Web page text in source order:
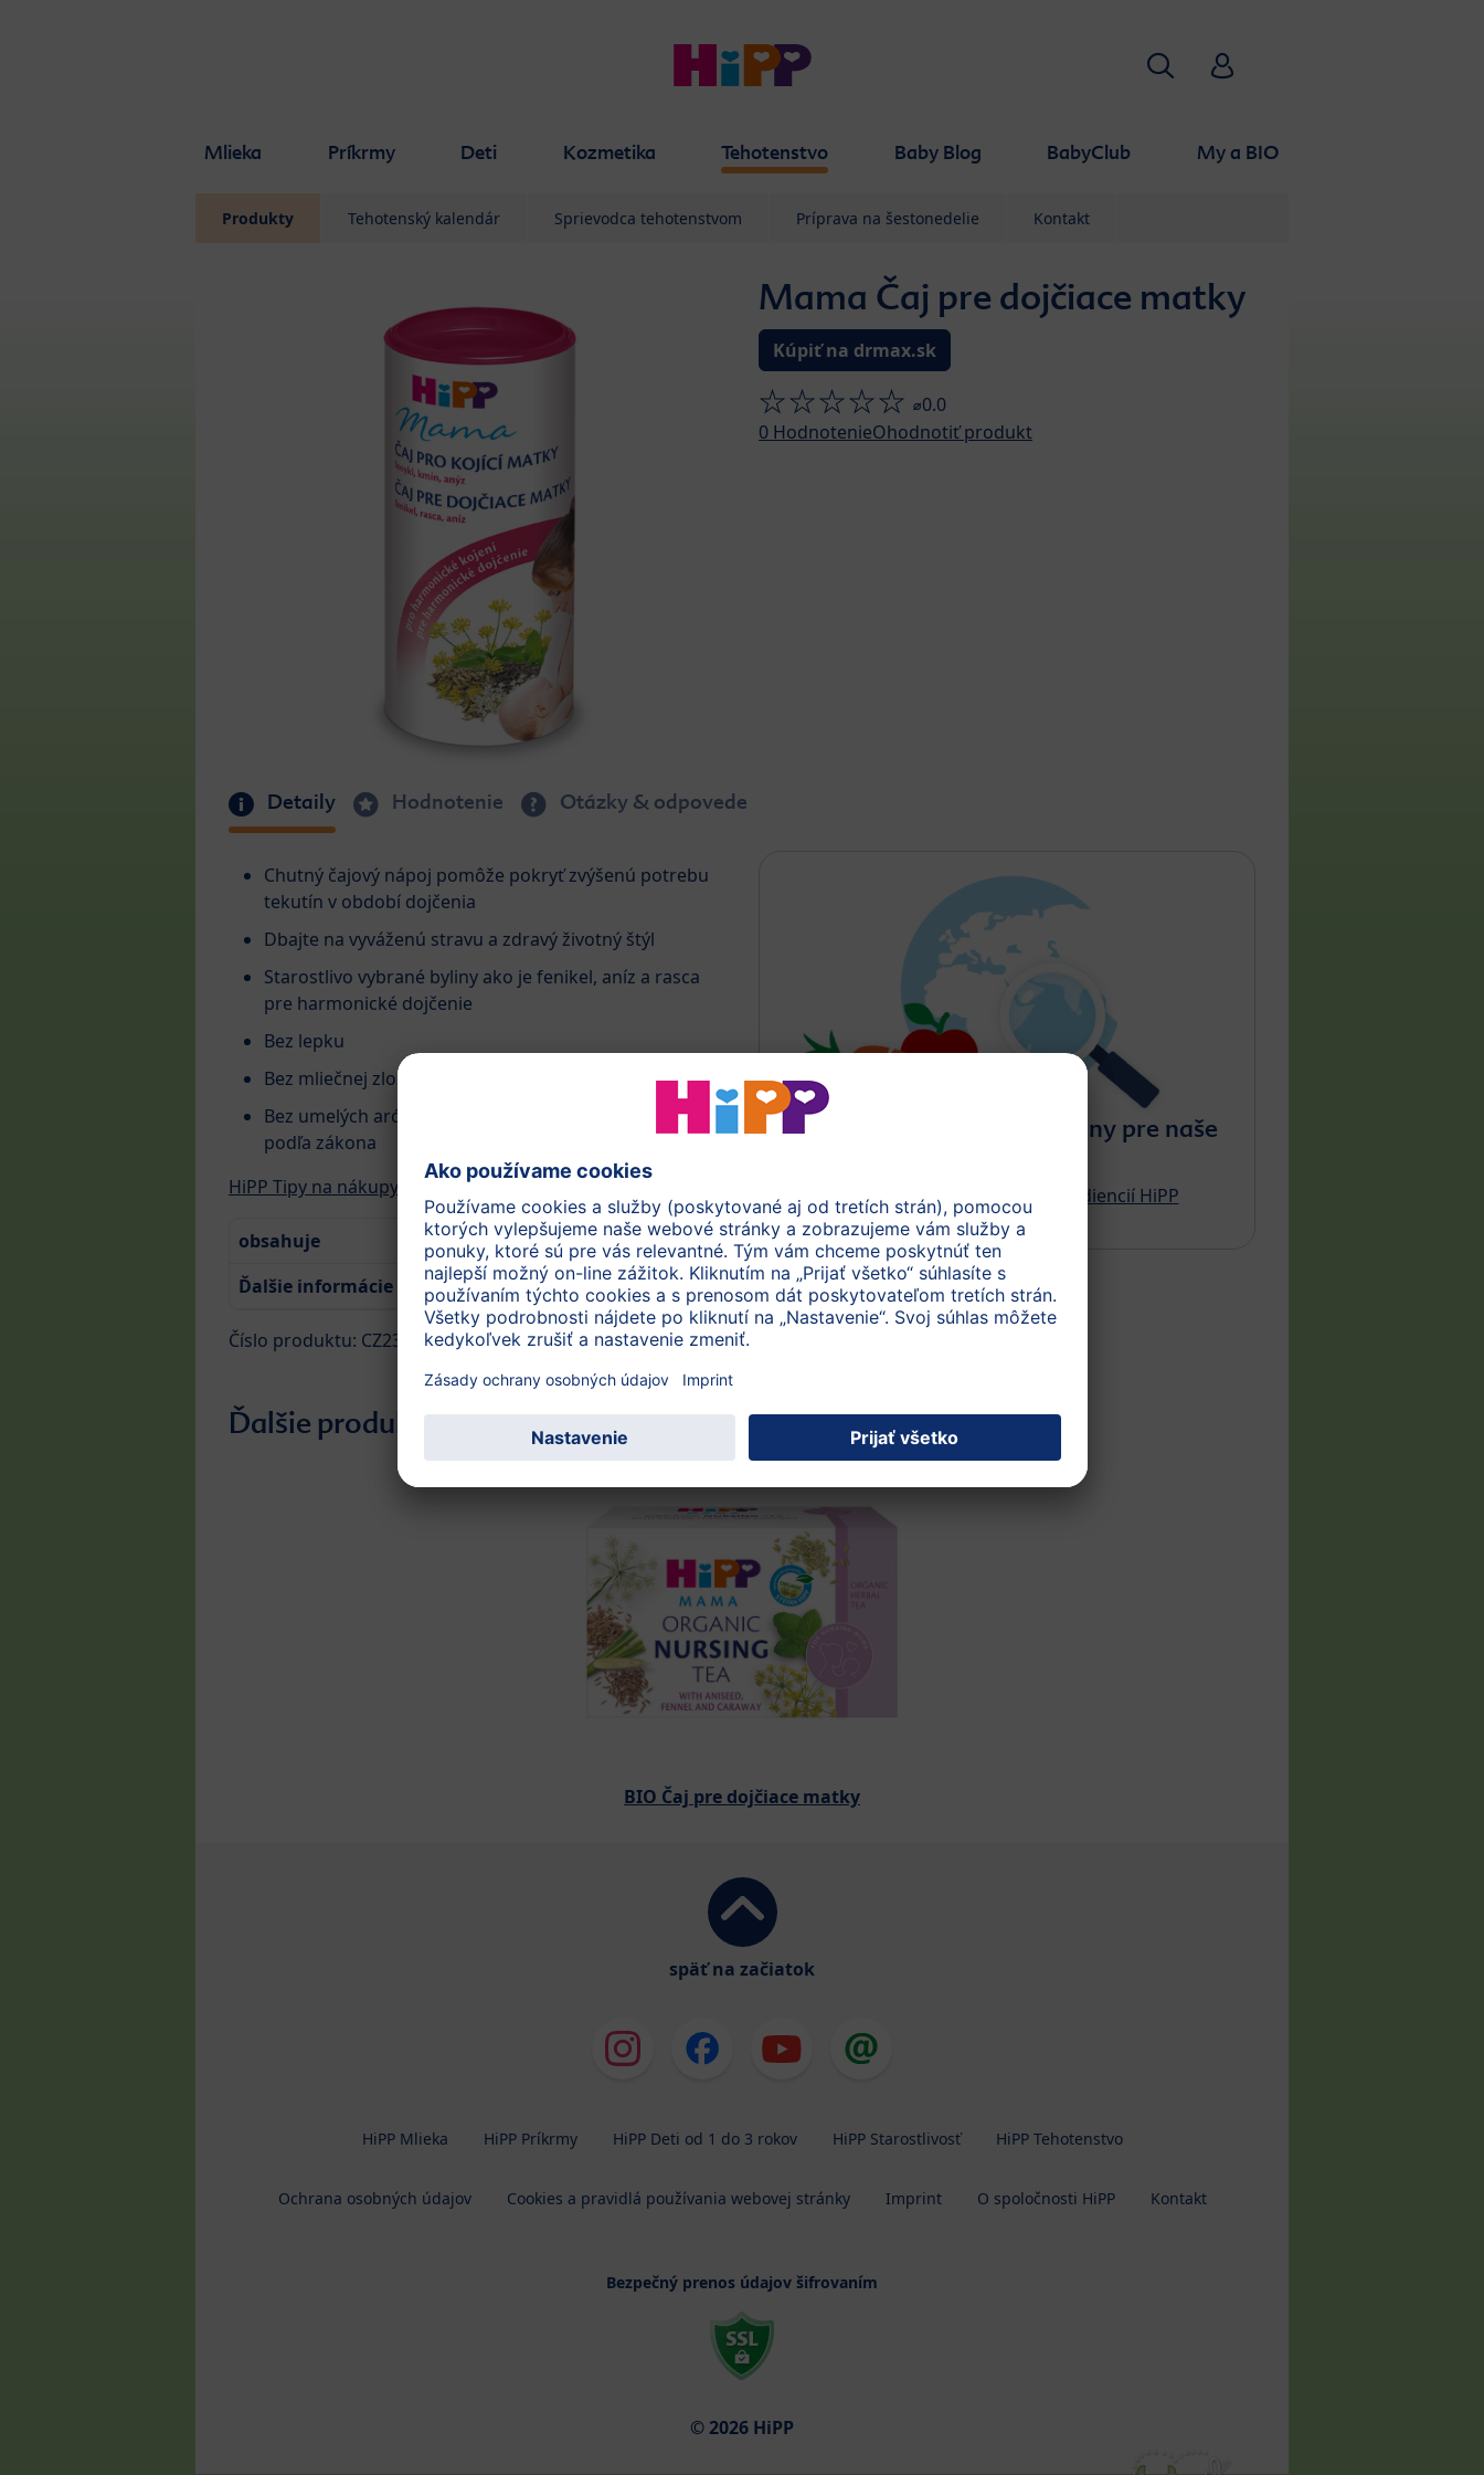
Mlieka Príkrmy Deti Kozmetika Tehotenstvo Baby Blog BabyClub My a BIO
HľadaťHiPP Babyclub
Produkty Tehotenský kalendár Sprievodca tehotenstvom Príprava na šestonedelie Kontakt
Mama Čaj pre dojčiace matky
Kúpiť na drmax.sk
⌀0.0
0 HodnotenieOhodnotiť produkt
Detaily Hodnotenie Otázky & odpovede
Chutný čajový nápoj pomôže pokryť zvýšenú potrebu
tekutín v období dojčenia
Dbajte na vyváženú stravu a zdravý životný štýl
Starostlivo vybrané byliny ako je fenikel, aníz a rasca
pre harmonické dojčenie
Bez lepku
Bez mliečnej zložky
Bez umelých aróm, konzervačných látok a farbív -
podľa zákona
HiPP Tipy na nákupy v EÚ
obsahuje
200 g
Ďalšie informácie
Viac informácií na etikete (PDF)
Číslo produktu: CZ2342-02
Odkiaľ pochádzajú suroviny pre naše
Objavte vyhľadávač BIO ingrediencií HiPP
Ďalšie produkty z tejto kategórie
BIO Čaj pre dojčiace matky
späť na začiatok
HiPP Mlieka HiPP Príkrmy HiPP Deti od 1 do 3 rokov HiPP Starostlivosť HiPP Tehotenstvo
Ochrana osobných údajov Cookies a pravidlá používania webovej stránky Imprint O spoločnosti HiPP Kontakt
Bezpečný prenos údajov šifrovaním
© 2026 HiPP